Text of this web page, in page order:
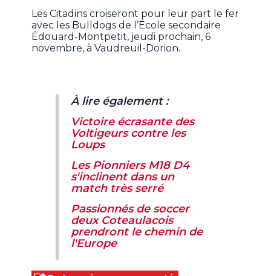
Les Citadins croiseront pour leur part le fer
avec les Bulldogs de l’École secondaire
Édouard-Montpetit, jeudi prochain, 6
novembre, à Vaudreuil-Dorion.
À lire également :
Victoire écrasante des
Voltigeurs contre les
Loups
Les Pionniers M18 D4
s'inclinent dans un
match très serré
Passionnés de soccer
deux Coteaulacois
prendront le chemin de
l'Europe